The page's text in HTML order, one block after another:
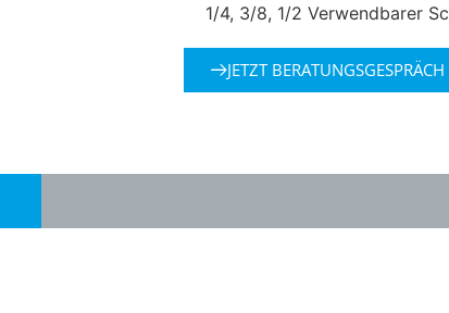
1/4, 3/8, 1/2 Verwendbarer
JETZT